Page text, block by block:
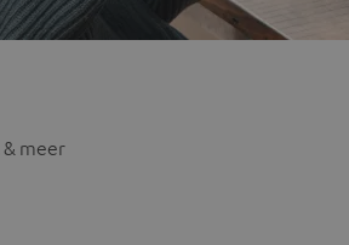
meer